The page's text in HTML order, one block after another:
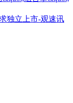
独立上市-观速讯